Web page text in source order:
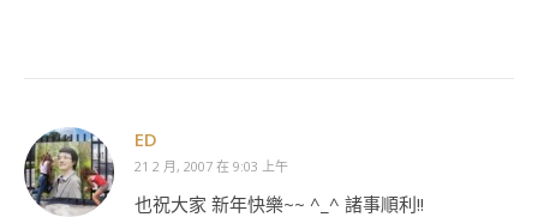
ED
21 2 月, 2007 在 9:03 上午
也祝大家 新年快樂~~ ^_^ 諸事順利!!